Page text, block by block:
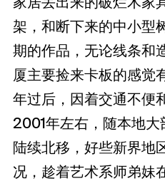
架，和断下来的中小型
期的作品，无论线条和
厦主要捡来卡板的感觉
年过后，因着交通不便
2001年左右，随本地
陆续北移，好些新界地
况，趁着艺术系师弟妹